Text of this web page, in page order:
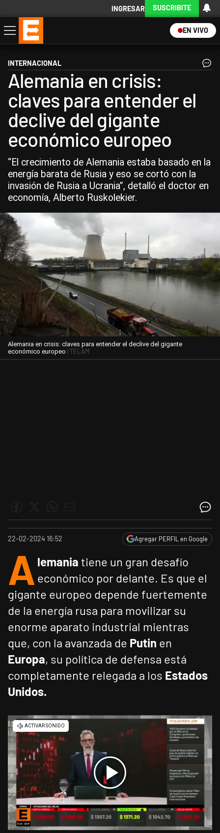
INGRESAR SUSCRIBITE
EN VIVO
Economía
Política
Internacional
Actualidad
Descargá la App
INTERNACIONAL
Alemania en crisis:
claves para entender el
declive del gigante
económico europeo
“El crecimiento de Alemania estaba basado en la
energía barata de Rusia y eso se cortó con la
invasión de Rusia a Ucrania”, detalló el doctor en
economía, Alberto Ruskolekier.
Alemania en crisis: claves para entender el declive del gigante
económico europeo | TELAM
22-02-2024 16:52 Agregar PERFIL en Google
A lemania tiene un gran desafío
económico por delante. Es que el
gigante europeo depende fuertemente
de la energía rusa para movilizar su
enorme aparato industrial mientras
que, con la avanzada de Putin en
Europa, su política de defensa está
completamente relegada a los Estados
Unidos.